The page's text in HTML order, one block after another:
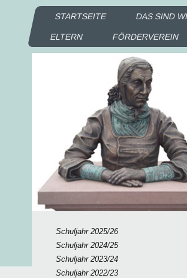
STARTSEITE DAS SIND
ELTERN FÖRDERVEREIN
Schuljahr 2025/26
Schuljahr 2024/25
Schuljahr 2023/24
Schuljahr 2022/23